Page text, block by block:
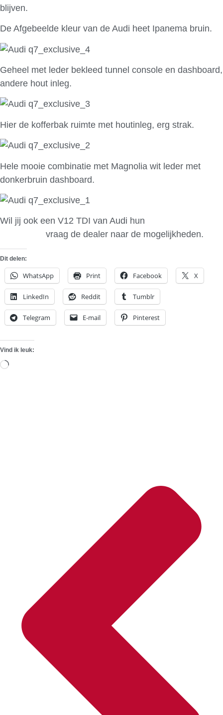
blijven.
De Afgebeelde kleur van de Audi heet Ipanema bruin.
Geheel met leder bekleed tunnel console en dashboard,
andere hout inleg.
Hier de kofferbak ruimte met houtinleg, erg strak.
Hele mooie combinatie met Magnolia wit leder met
donkerbruin dashboard.
Wil jij ook een V12 TDI van Audi hun
vraag de dealer naar de mogelijkheden.
Dit delen:
WhatsApp Print Facebook X
LinkedIn Reddit Tumblr
Telegram E-mail Pinterest
Vind ik leuk:
Aan